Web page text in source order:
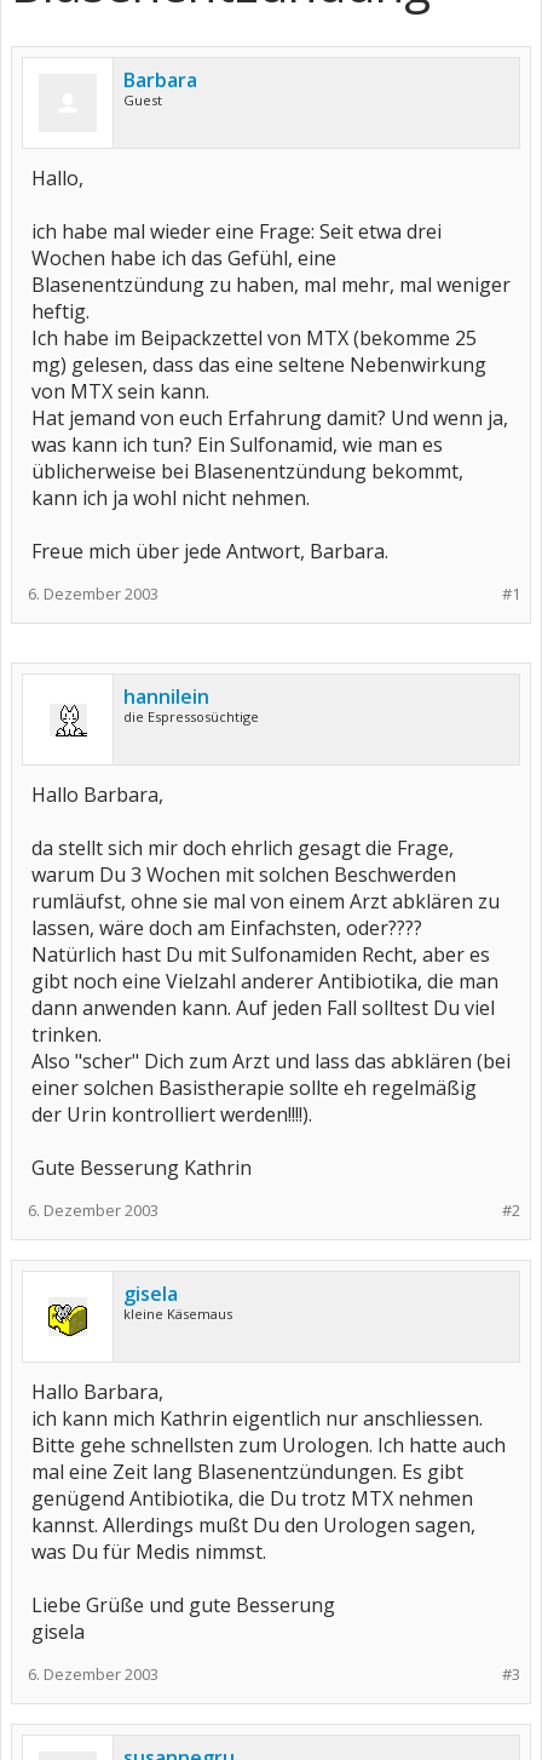
Barbara
Guest
Hallo,
ich habe mal wieder eine Frage: Seit etwa drei
Wochen habe ich das Gefühl, eine
Blasenentzündung zu haben, mal mehr, mal weniger
heftig.
Ich habe im Beipackzettel von MTX (bekomme 25
mg) gelesen, dass das eine seltene Nebenwirkung
von MTX sein kann.
Hat jemand von euch Erfahrung damit? Und wenn ja,
was kann ich tun? Ein Sulfonamid, wie man es
üblicherweise bei Blasenentzündung bekommt,
kann ich ja wohl nicht nehmen.
Freue mich über jede Antwort, Barbara.
#1
6. Dezember 2003
hannilein
die Espressosüchtige
Hallo Barbara,
da stellt sich mir doch ehrlich gesagt die Frage,
warum Du 3 Wochen mit solchen Beschwerden
rumläufst, ohne sie mal von einem Arzt abklären zu
lassen, wäre doch am Einfachsten, oder????
Natürlich hast Du mit Sulfonamiden Recht, aber es
gibt noch eine Vielzahl anderer Antibiotika, die man
dann anwenden kann. Auf jeden Fall solltest Du viel
trinken.
Also "scher" Dich zum Arzt und lass das abklären (bei
einer solchen Basistherapie sollte eh regelmäßig
der Urin kontrolliert werden!!!!).
Gute Besserung Kathrin
#2
6. Dezember 2003
gisela
kleine Käsemaus
Hallo Barbara,
ich kann mich Kathrin eigentlich nur anschliessen.
Bitte gehe schnellsten zum Urologen. Ich hatte auch
mal eine Zeit lang Blasenentzündungen. Es gibt
genügend Antibiotika, die Du trotz MTX nehmen
kannst. Allerdings mußt Du den Urologen sagen,
was Du für Medis nimmst.
Liebe Grüße und gute Besserung
gisela
#3
6. Dezember 2003